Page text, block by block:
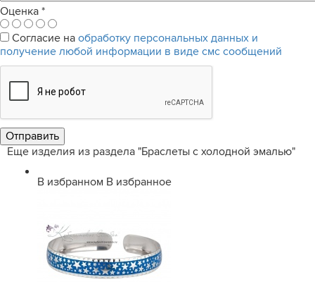
Оценка *
Согласие на обработку персональных данных и
получение любой информации в виде смс сообщений
Еще изделия из раздела "Браслеты с холодной эмалью"
В избранном В избранное